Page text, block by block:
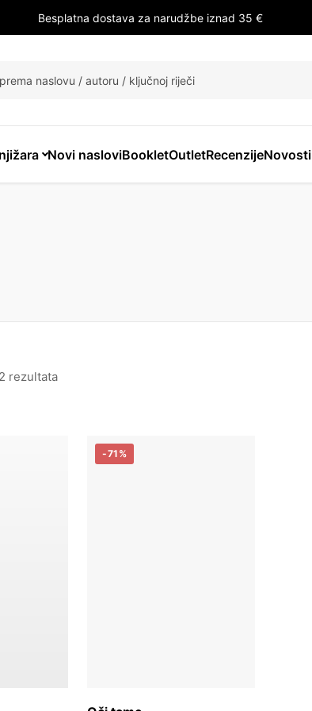
Besplatna dostava za narudžbe iznad 35 €
Novi nasloviBookletOutletRecenzijeNovosti
rezultata
-71%